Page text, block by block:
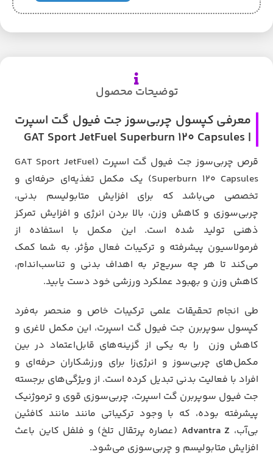
توضیحات محصول
معرفی کپسول چربی‌سوز جت فیول گت اسپرت
| GAT Sport JetFuel Superburn 120 Capsules
قرص چربی‌سوز جت فیول گت اسپرت (GAT Sport JetFuel
Superburn 120 Capsules) یک مکمل تغذیه‌ای حرفه‌ای و
تخصصی می‌باشد که برای افزایش متابولیسم بدنی،
چربی‌سوزی و کاهش وزن، بالا بردن انرژی و افزایش تمرکز
ذهنی تولید شده است. این مکمل با استفاده از
فرمولاسیون پیشرفته و ترکیبات فعال مؤثر، به شما کمک
می‌کند تا هر چه سریع‌تر به اهداف بدنی و تناسب‌اندام،
کاهش وزن و بهبود عملکرد ورزشی خود دست یابید.
طی انجام تحقیقات علمی ترکیبات خاص و منحصر به‌فرد
کپسول سوپربرن جت فیول گت اسپرت، این مکمل لاغری و
کاهش وزن را به یکی از گزینه‌های قابل‌اعتماد در بین
مکمل‌های چربی‌سوز و انرژی‌زا برای ورزشکاران حرفه‌ای و
افراد با فعالیت بدنی تبدیل کرده است. از ویژگی‌های برجسته
جت فیول سوپربرن گت اسپرت، چربی‌سوزی قوی و ترموژنیک
پیشرفته بوده، که با وجود ترکیباتی مانند مانند کافئین
بی‌آب، Advantra Z (عصاره پرتقال تلخ) و فلفل کاین باعث
افزایش متابولیسم و چربی‌سوزی می‌شود.